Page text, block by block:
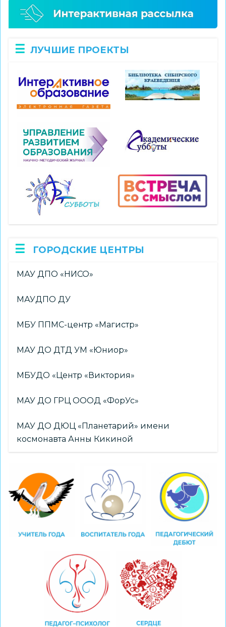
ЛУЧШИЕ ПРОЕКТЫ
ГОРОДСКИЕ ЦЕНТРЫ
МАУ ДПО «НИСО»
МАУДПО ДУ
МБУ ППМС-центр «Магистр»
МАУ ДО ДТД УМ «Юниор»
МБУДО «Центр «Виктория»
МАУ ДО ГРЦ ОООД «ФорУс»
МАУ ДО ДЮЦ «Планетарий» имени
космонавта Анны Кикиной